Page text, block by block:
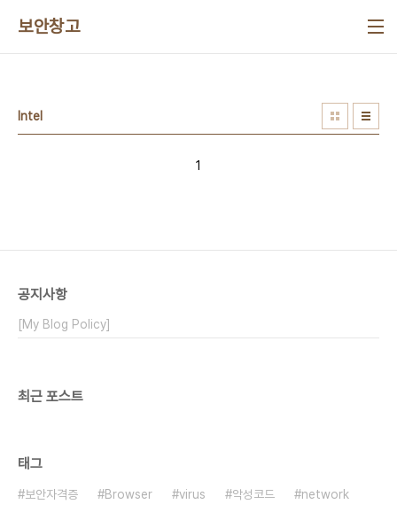
보안창고
Intel
1
공지사항
[My Blog Policy]
최근 포스트
태그
보안자격증 Browser virus 악성코드
network